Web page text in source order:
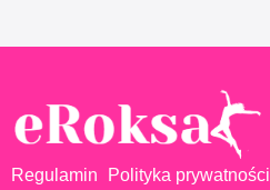
Regulamin Polityka prywatności